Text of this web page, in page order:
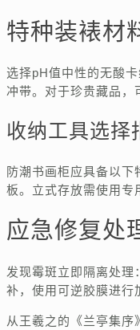
特种装裱材
选择pH值中性的无酸
冲带。对于珍贵藏品，
收纳工具选择
防潮书画柜应具备以
板。立式存放需使用专
应急修复处
发现霉斑立即隔离处
补，使用可逆胶膜进行
从王羲之的《兰亭集